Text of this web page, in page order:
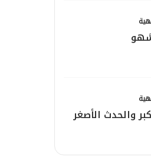
والحدث الأصغر